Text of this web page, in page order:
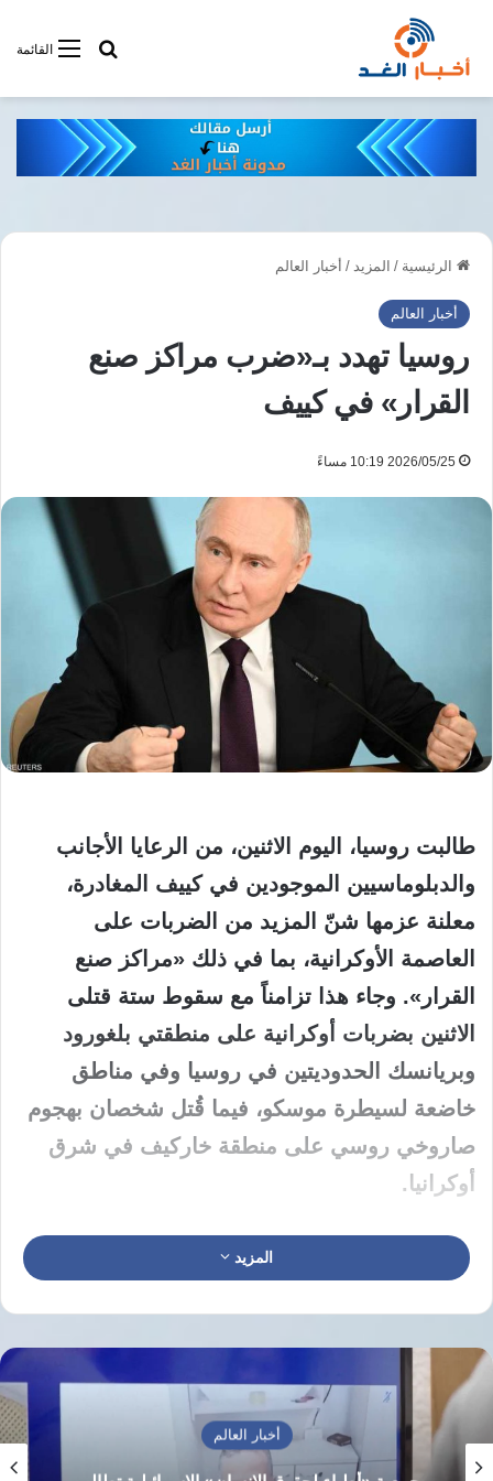
القائمةأبحت فى
الرئيسية / المزيد / أخبار العالم
أخبار العالم
روسيا تهدد بـ«ضرب مراكز صنع
القرار» في كييف
2026/05/25 10:19 مساءً
طالبت روسيا، اليوم الاثنين، من الرعايا الأجانب
والدبلوماسيين الموجودين في كييف المغادرة،
معلنة عزمها شنّ المزيد من الضربات على
العاصمة الأوكرانية، بما في ذلك «مراكز صنع
القرار». وجاء هذا تزامناً مع سقوط ستة قتلى
الاثنين بضربات أوكرانية على منطقتي بلغورود
وبريانسك الحدوديتين في روسيا وفي مناطق
خاضعة لسيطرة موسكو، فيما قُتل شخصان بهجوم
صاروخي روسي على منطقة خاركيف في شرق
أوكرانيا.
وقالت وزارة الخارجية الروسية في بيان إن
«الضربات (المرتقبة) ستستهدف مراكز صنع القرار
موظفو البعثات الدبلوماسية والمنظمات الدولية،
على مغادرة المدينة في أسرع وقت ممكن».
وقبل ذلك بساعات، قضى أربعة أشخاص، بينهم
المزيد
أخبار العالم